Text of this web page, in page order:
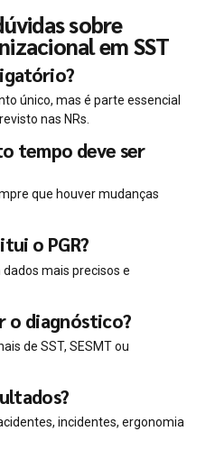
sobre
em SST
único, mas é parte essencial
nas NRs.
tempo deve ser
que houver mudanças
o PGR?
dados mais precisos e
o diagnóstico?
de SST, SESMT ou
incidentes, ergonomia